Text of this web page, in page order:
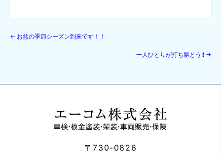
← お盆の季節シーズン到来です！！
一人ひとりが打ち勝とう!! →
〒730-0826